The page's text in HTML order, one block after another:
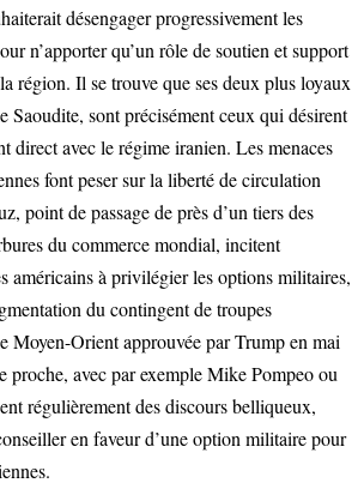
désengager progressivement les
n’apporter qu’un rôle de soutien et support
région. Il se trouve que ses deux plus loyaux
Saoudite, sont précisément ceux qui désirent
direct avec le régime iranien. Les menaces
font peser sur la liberté de circulation
point de passage de près d’un tiers des
du commerce mondial, incitent
américains à privilégier les options militaires,
du contingent de troupes
Moyen-Orient approuvée par Trump en mai
proche, avec par exemple Mike Pompeo ou
régulièrement des discours belliqueux,
en faveur d’une option militaire pour